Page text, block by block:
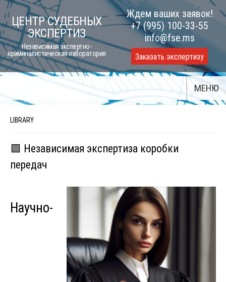
Skip
to
content
ЦЕНТР СУДЕБНЫХ
ЭКСПЕРТИЗ
Независимая экспертно-
криминалистическая лаборатория
Ждем ваших заявок!
+7 (995) 100-33-55
info@fse.ms
Заказать экспертизу
МЕНЮ
LIBRARY
🟩 Независимая экспертиза коробки
передач
Научно-